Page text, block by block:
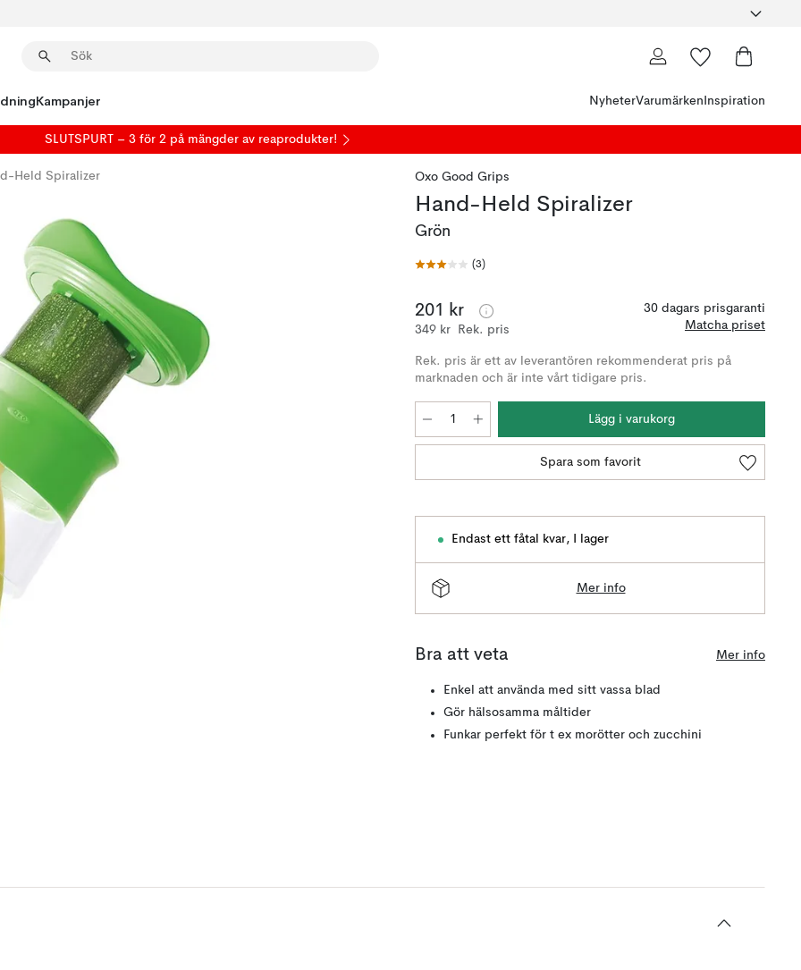
Kampanjer NyheterVarumärken Inspiration
SLUTSPURT – 3 för 2 på mängder av reaprodukter!
Held Spiralizer Oxo Good Grips
Hand-Held Spiralizer
Grön
(3)
201 kr
349 kr Rek. pris
30 dagars prisgaranti
Matcha priset
Rek. pris är ett av leverantören rekommenderat pris på
marknaden och är inte vårt tidigare pris.
Lägg i varukorg
Spara som favorit
Endast ett fåtal kvar, I lager
Mer info
Bra att veta Mer info
Enkel att använda med sitt vassa blad
Gör hälsosamma måltider
Funkar perfekt för t ex morötter och zucchini